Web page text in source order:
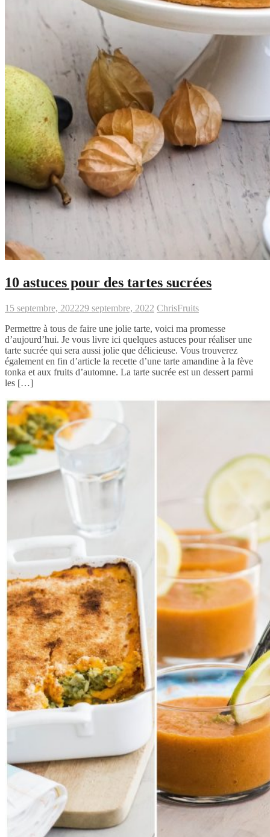
10 astuces pour des tartes sucrées
15 septembre, 202229 septembre, 2022 ChrisFruits
Permettre à tous de faire une jolie tarte, voici ma promesse
d’aujourd’hui. Je vous livre ici quelques astuces pour réaliser une
tarte sucrée qui sera aussi jolie que délicieuse. Vous trouverez
également en fin d’article la recette d’une tarte amandine à la fève
tonka et aux fruits d’automne. La tarte sucrée est un dessert parmi
les […]